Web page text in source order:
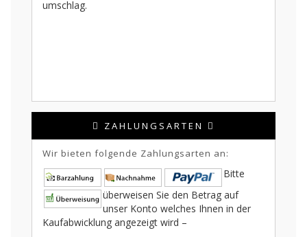
umschlag.
ZAHLUNGSARTEN
Wir bieten folgende Zahlungsarten an:
Bitte
überweisen Sie den Betrag auf
unser Konto welches Ihnen in der
Kaufabwicklung angezeigt wird –